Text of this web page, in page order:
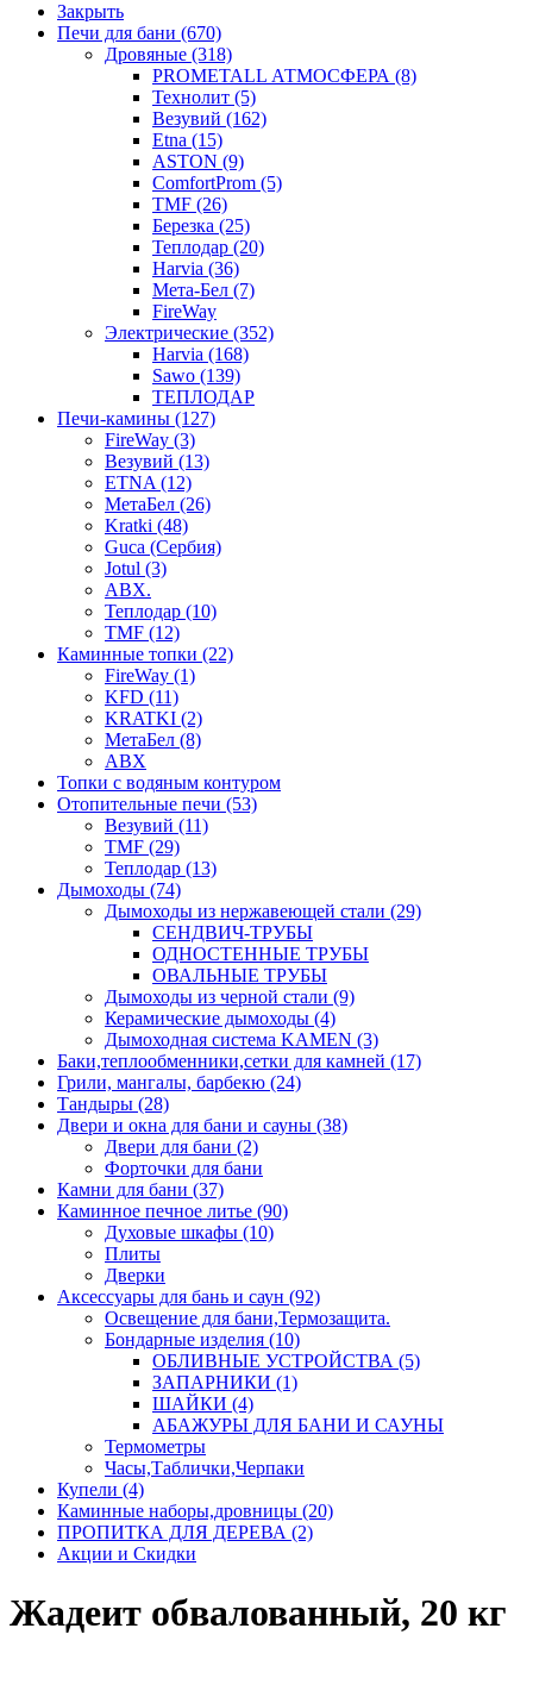
Закрыть
Печи для бани (670)
Дровяные (318)
PROMETALL АТМОСФЕРА (8)
Технолит (5)
Везувий (162)
Etna (15)
ASTON (9)
ComfortProm (5)
TMF (26)
Березка (25)
Теплодар (20)
Harvia (36)
Мета-Бел (7)
FireWay
Электрические (352)
Harvia (168)
Sawo (139)
ТЕПЛОДАР
Печи-камины (127)
FireWay (3)
Везувий (13)
ETNA (12)
МетаБел (26)
Kratki (48)
Guca (Сербия)
Jotul (3)
ABX.
Теплодар (10)
TMF (12)
Каминные топки (22)
FireWay (1)
KFD (11)
KRATKI (2)
МетаБел (8)
ABX
Топки с водяным контуром
Отопительные печи (53)
Везувий (11)
TMF (29)
Теплодар (13)
Дымоходы (74)
Дымоходы из нержавеющей стали (29)
СЕНДВИЧ-ТРУБЫ
ОДНОСТЕННЫЕ ТРУБЫ
ОВАЛЬНЫЕ ТРУБЫ
Дымоходы из черной стали (9)
Керамические дымоходы (4)
Дымоходная система KAMEN (3)
Баки,теплообменники,сетки для камней (17)
Грили, мангалы, барбекю (24)
Тандыры (28)
Двери и окна для бани и сауны (38)
Двери для бани (2)
Форточки для бани
Камни для бани (37)
Каминное печное литье (90)
Духовые шкафы (10)
Плиты
Дверки
Аксессуары для бань и саун (92)
Освещение для бани,Термозащита.
Бондарные изделия (10)
ОБЛИВНЫЕ УСТРОЙСТВА (5)
ЗАПАРНИКИ (1)
ШАЙКИ (4)
АБАЖУРЫ ДЛЯ БАНИ И САУНЫ
Термометры
Часы,Таблички,Черпаки
Купели (4)
Каминные наборы,дровницы (20)
ПРОПИТКА ДЛЯ ДЕРЕВА (2)
Акции и Скидки
Жадеит обвалованный, 20 кг